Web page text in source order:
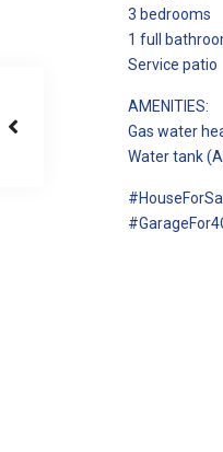
3 bedrooms
1 full
Service patio
AMENITIES:
Gas water
Water tank